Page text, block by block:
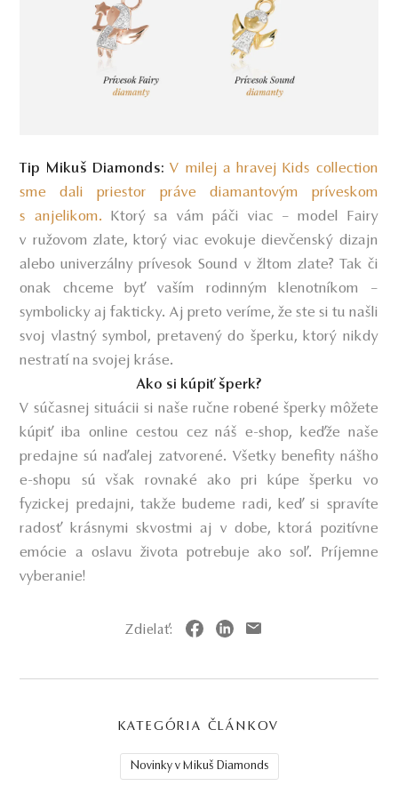
Tip Mikuš Diamonds:V milej a hravej Kids collection
sme dali priestor práve diamantovým príveskom
s anjelikom.
Ktorý sa vám páči viac – model Fairy
v ružovom zlate, ktorý viac evokuje dievčenský dizajn
alebo univerzálny prívesok Sound v žltom zlate? Tak či
onak chceme byť vaším rodinným klenotníkom –
symbolicky aj fakticky. Aj preto veríme, že ste si tu našli
svoj vlastný symbol, pretavený do šperku, ktorý nikdy
nestratí na svojej kráse.
Ako si kúpiť šperk?
V súčasnej situácii si naše ručne robené šperky môžete
kúpiť iba online cestou cez náš e-shop, keďže naše
predajne sú naďalej zatvorené. Všetky benefity nášho
e-shopu sú však rovnaké ako pri kúpe šperku vo
fyzickej predajni, takže budeme radi, keď si spravíte
radosť krásnymi skvostmi aj v dobe, ktorá pozitívne
emócie a oslavu života potrebuje ako soľ. Príjemne
vyberanie!
Zdielať:
KATEGÓRIA ČLÁNKOV
Novinky v Mikuš Diamonds